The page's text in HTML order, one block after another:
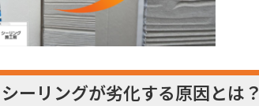
シーリングが劣化する原因とは？